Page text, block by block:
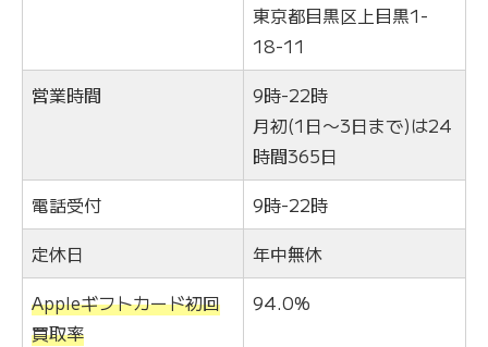
東京都目黒区上目黒1-
18-11
営業時間
9時-22時
月初(1日〜3日まで)は24
時間365日
電話受付
9時-22時
定休日
年中無休
Appleギフトカード初回
買取率
94.0%